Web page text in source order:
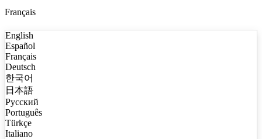
Français
English
Español
Français
Deutsch
한국어
日本語
Русский
Português
Türkçe
Italiano